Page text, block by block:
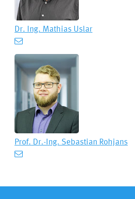
Dr. Ing. Mathias Uslar
Prof. Dr.-Ing. Sebastian Rohjans